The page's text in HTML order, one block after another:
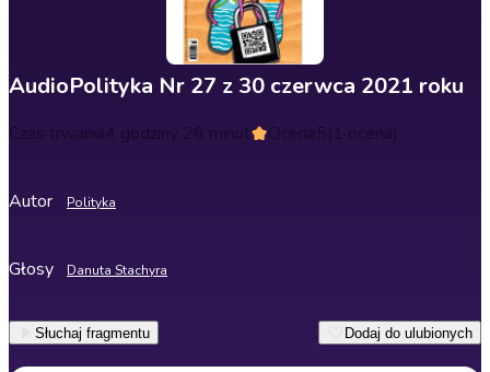
AudioPolityka Nr 27 z 30 czerwca 2021 roku
Czas trwania4 godziny 26 minut Ocena5(1 ocena)
Autor Polityka
Głosy Danuta Stachyra
Słuchaj fragmentu Dodaj do ulubionych